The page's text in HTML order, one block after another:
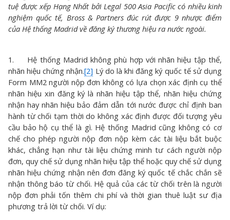
tuệ được xếp Hạng Nhất bởi Legal 500 Asia Pacific có nhiều kinh
nghiệm quốc tế, Bross & Partners đúc rút được 9 nhược điểm
của Hệ thống Madrid về đăng ký thương hiệu ra nước ngoài.
1. Hệ thống Madrid không phù hợp với nhãn hiệu tập thể,
nhãn hiệu chứng nhận.[2] Lý do là khi đăng ký quốc tế sử dụng
Form MM2 người nộp đơn không có lựa chọn xác định cụ thể
nhãn hiệu xin đăng ký là nhãn hiệu tập thể, nhãn hiệu chứng
nhận hay nhãn hiệu bảo đảm dẫn tới nước được chỉ định ban
hành từ chối tạm thời do không xác định được đối tượng yêu
cầu bảo hộ cụ thể là gì. Hệ thống Madrid cũng không có cơ
chế cho phép người nộp đơn nộp kèm các tài liệu bắt buộc
khác, chẳng hạn như tài liệu chứng minh tư cách người nộp
đơn, quy chế sử dụng nhãn hiệu tập thể hoặc quy chế sử dụng
nhãn hiệu chứng nhận nên đơn đăng ký quốc tế chắc chắn sẽ
nhận thông báo từ chối. Hệ quả của các từ chối trên là người
nộp đơn phải tốn thêm chi phí và thời gian thuê luật sư địa
phương trả lời từ chối. Ví dụ: